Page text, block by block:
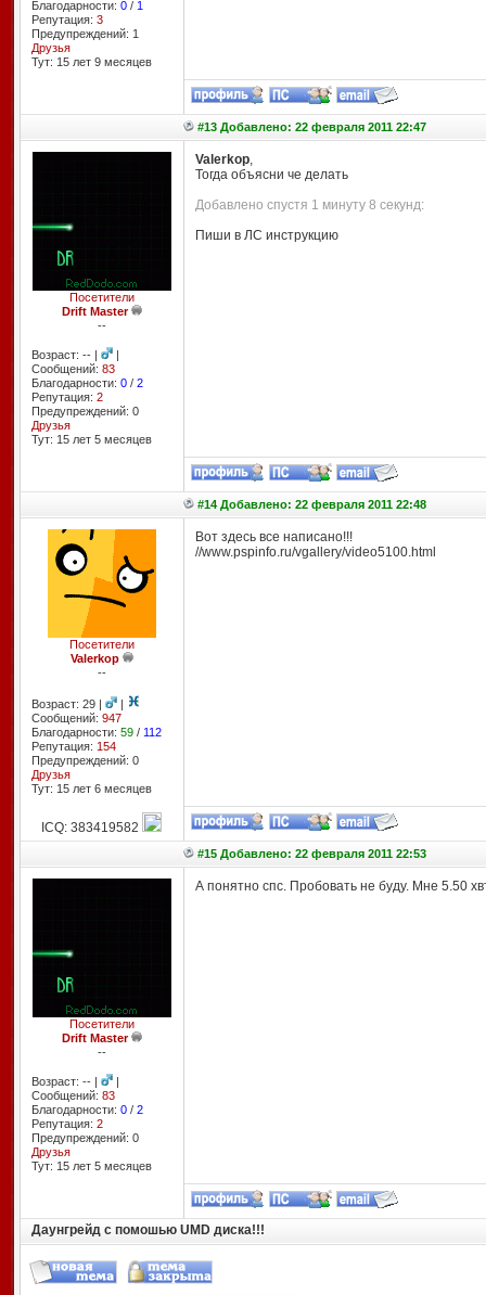
Благодарности: 0/ 1
Репутация: 3
Предупреждений: 1
Друзья
Тут: 15 лет 9 месяцев
#13 Добавлено: 22 февраля 2011 22:47
Посетители
Drift Master
--
Возраст: -- |
|
Сообщений: 83
Благодарности: 0/ 2
Репутация: 2
Предупреждений: 0
Друзья
Тут: 15 лет 5 месяцев
Valerkop,
Тогда объясни че делать
Добавлено спустя 1 минуту 8 секунд:
Пиши в ЛС инструкцию
#14 Добавлено: 22 февраля 2011 22:48
Посетители
Valerkop
--
Возраст: 29 |
|
Сообщений: 947
Благодарности: 59/ 112
Репутация: 154
Предупреждений: 0
Друзья
Тут: 15 лет 6 месяцев
Вот здесь все написано!!!
//www.pspinfo.ru/vgallery/video5100.html
ICQ: 383419582
#15 Добавлено: 22 февраля 2011 22:53
Посетители
Drift Master
--
Возраст: -- |
|
Сообщений: 83
Благодарности: 0/ 2
Репутация: 2
Предупреждений: 0
Друзья
Тут: 15 лет 5 месяцев
А понятно спс. Пробовать не буду. Мне 5.50
Даунгрейд с помошью UMD диска!!!